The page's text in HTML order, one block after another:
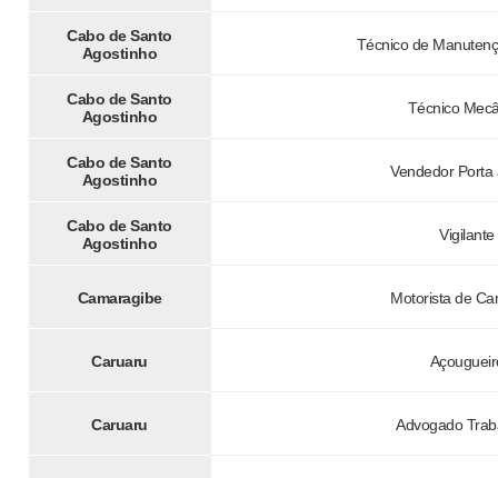
Cabo de Santo
Agostinho
Técnico de
Cabo de Santo
Agostinho
Técnico
Cabo de Santo
Agostinho
Vendedor Porta
Cabo de Santo
Agostinho
Vigilante
Camaragibe Motorista de
Caruaru
Caruaru Advogado